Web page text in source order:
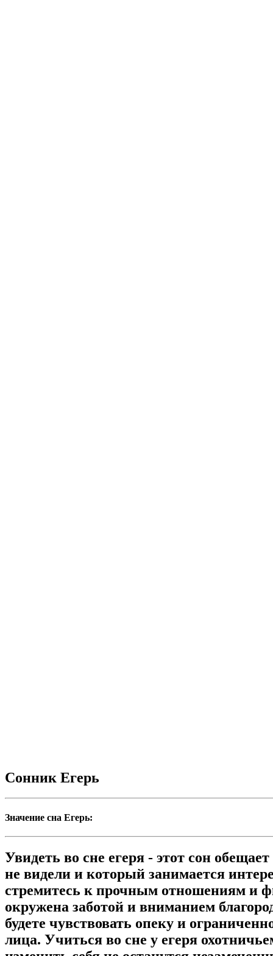
Сонник Егерь
Значение сна Егерь:
Увидеть во сне егеря - этот сон
не видели и который занимается
стремитесь к прочным отношениям и
окружена заботой и вниманием
будете чувствовать опеку и
лица. Учиться во сне у егеря